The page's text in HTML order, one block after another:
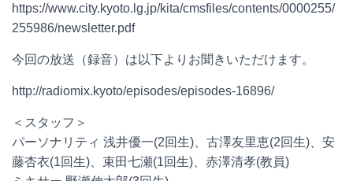
https://www.city.kyoto.lg.jp/kita/cmsfiles/contents/0000255/
255986/newsletter.pdf
今回の放送（録音）は以下よりお聞きいただけます。
http://radiomix.kyoto/episodes/episodes-16896/
＜スタッフ＞
パーソナリティ 浅井優一(2回生)、古澤友里恵(2回生)、安
藤杏衣(1回生)、束田七瀬(1回生)、赤澤清孝(教員)